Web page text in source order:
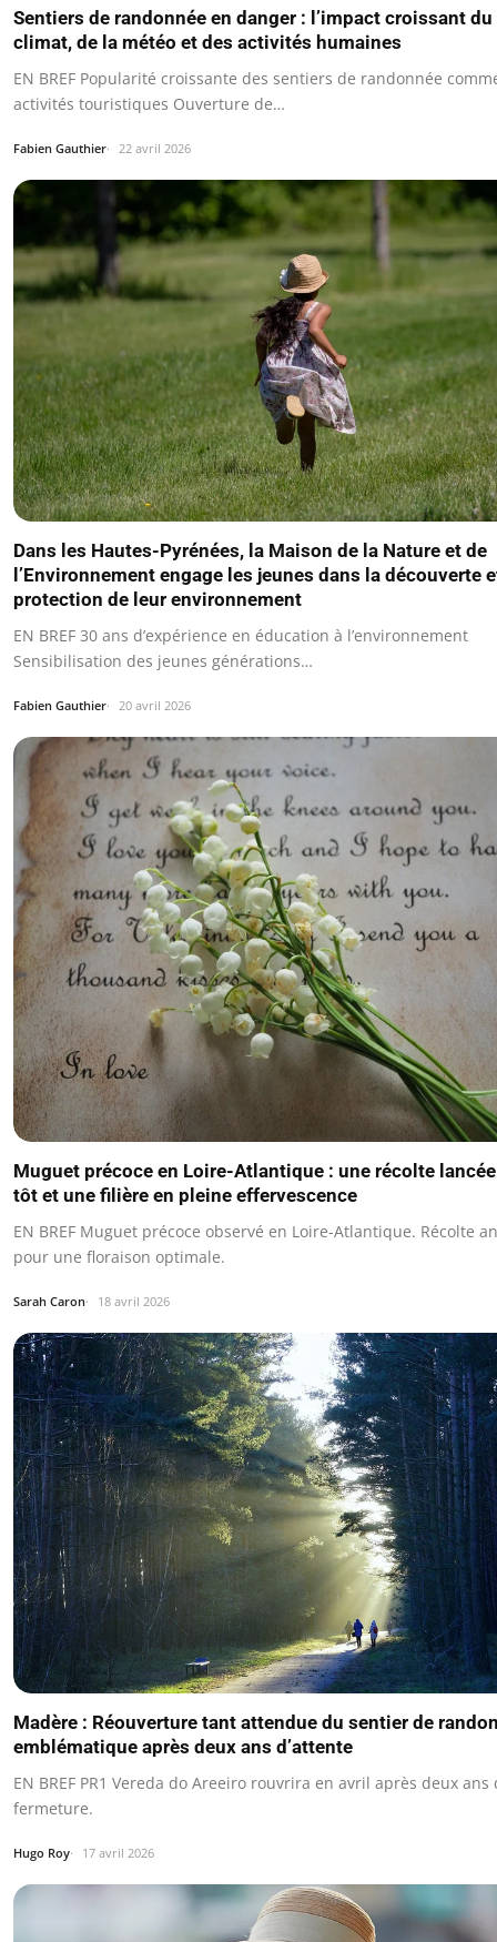
Sentiers de randonnée en danger : l’impact croissant du
climat, de la météo et des activités humaines
EN BREF Popularité croissante des sentiers de randonnée
activités touristiques Ouverture de…
Fabien Gauthier 22 avril 2026
Dans les Hautes-Pyrénées, la Maison de la Nature et de
l’Environnement engage les jeunes dans la découverte
protection de leur environnement
EN BREF 30 ans d’expérience en éducation à l’environnement
Sensibilisation des jeunes générations…
Fabien Gauthier 20 avril 2026
Muguet précoce en Loire-Atlantique : une récolte
tôt et une filière en pleine effervescence
EN BREF Muguet précoce observé en Loire-Atlantique. Récolte
pour une floraison optimale.
Sarah Caron 18 avril 2026
Madère : Réouverture tant attendue du sentier de
emblématique après deux ans d’attente
EN BREF PR1 Vereda do Areeiro rouvrira en avril après deux ans
fermeture.
Hugo Roy 17 avril 2026